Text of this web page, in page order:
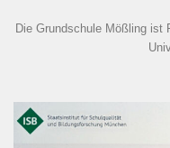
Die Grundschule Mößling ist